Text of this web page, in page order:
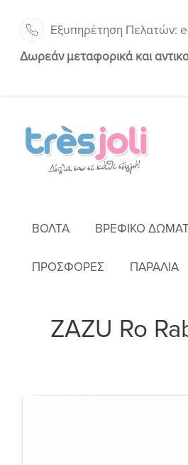
Εξυπηρέτηση Πελατών:
Δωρεάν μεταφορικά και
ΒΌΛΤΑ ΒΡΕΦΙΚΌ
ΠΡΟΣΦΟΡΕΣ ΠΑΡΑΛΙΑ
ZAZU Ro